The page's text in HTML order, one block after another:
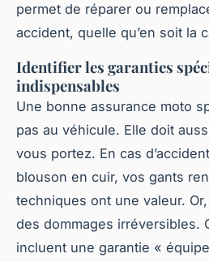
permet de réparer ou
accident, quelle qu’en soit la
Identifier les garanties
indispensables
Une bonne assurance moto
pas au véhicule. Elle doit
vous portez. En cas
blouson en cuir, vos gants
techniques ont une valeur.
des dommages irréversibles.
incluent une garantie «